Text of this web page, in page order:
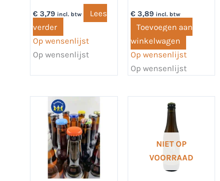
€ 3,79 incl. btw
Lees
verder
Op wensenlijst
Op wensenlijst
€3,89 incl. btw
Toevoegen aan
winkelwagen
Op wensenlijst
Op wensenlijst
€ 30,00
tot
€ 92,00
product
heeft
meerdere
variaties.
Deze
NIET OP
VOORRAAD